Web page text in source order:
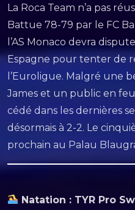
La Roca Team n’a pas
Battue 78-79 par le FC
l’AS Monaco devra
Espagne pour tenter de
l’Euroligue. Malgré une
James et un public en
cédé dans les dernières
désormais à 2-2. Le
prochain au Palau
Natation : TYR Pro